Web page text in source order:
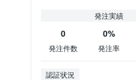
発注実績
0
発注件数
0%
発注率
認証状況